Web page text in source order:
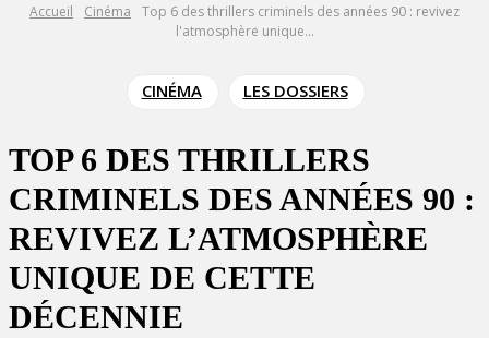
Accueil Cinéma
Top 6 des thrillers criminels des années 90 : revivez
l'atmosphère unique...
CINÉMA LES DOSSIERS
TOP 6 DES THRILLERS
CRIMINELS DES ANNÉES 90 :
REVIVEZ L’ATMOSPHÈRE
UNIQUE DE CETTE
DÉCENNIE